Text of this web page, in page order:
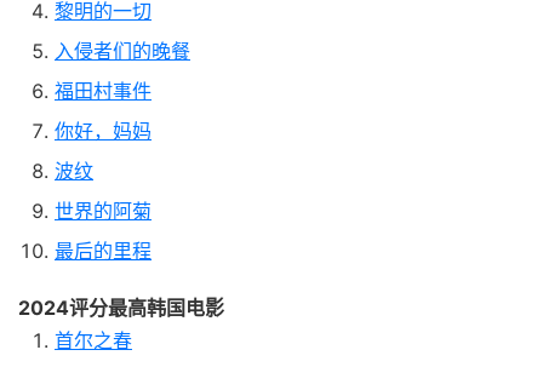
黎明的一切
入侵者们的晚餐
福田村事件
你好，妈妈
波纹
世界的阿菊
最后的里程
2024评分最高韩国电影
首尔之春